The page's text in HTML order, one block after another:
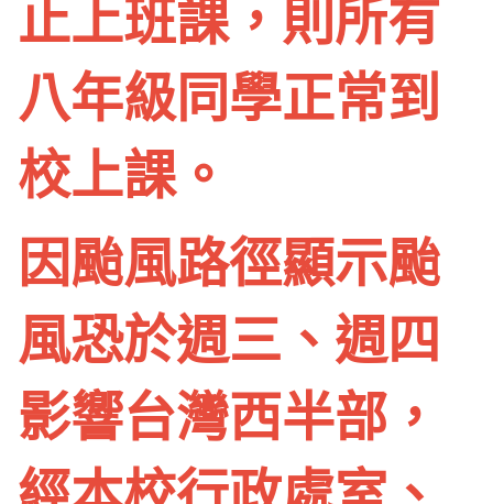
止上班課，則所有
八年級同學正常到
校上課。
因颱風路徑顯示颱
風恐於週三、週四
影響台灣西半部，